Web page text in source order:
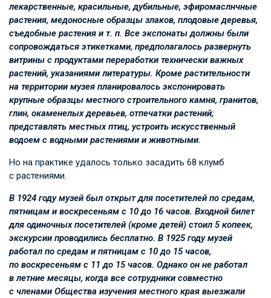
лекарственные, красильные, дубильные, эфиромаслнчные
растения, медоносные образцы злаков, плодовые деревья,
съедобные растения и т. п. Все экспонаты должны были
сопровождаться этикетками, предполагалось развернуть
витрины с продуктами переработки технически важных
растений, указаниями литературы. Кроме растительности
на территории музея планировалось экспонировать
крупные образцы местного строительного камня, гранитов,
глин, окаменелых деревьев, отпечатки растений;
представлять местных птиц, устроить искусственный
водоем с водными растениями и животными.
Но на практике удалось только засадить 68 клумб
с растениями.
В 1924 году музей был открыт для посетителей по средам,
пятницам и воскресеньям с 10 до 16 часов. Входной билет
для одиночных посетителей (кроме детей) стоил 5 копеек,
экскурсии проводились бесплатно. В 1925 году музей
работал по средам и пятницам с 10 до 15 часов,
по воскресеньям с 11 до 15 часов. Однако он не работал
в летние месяцы, когда все сотрудники совместно
с членами Общества изучения местного края выезжали